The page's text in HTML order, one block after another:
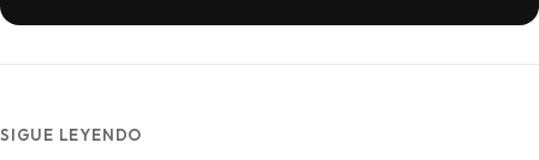
SIGUE LEYENDO